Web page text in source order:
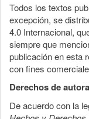
Todos los textos
excepción, se
4.0 Internacional,
siempre que
publicación en esta
con fines
Derechos de
De acuerdo con la